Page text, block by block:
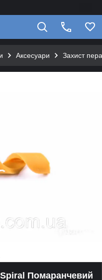
Аксесуари Захист
Помаранчевий